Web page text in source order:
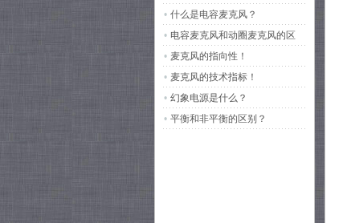
• 什么是电容麦克风？
• 电容麦克风和动圈麦克风的区
别？
• 麦克风的指向性！
• 麦克风的技术指标！
• 幻象电源是什么？
• 平衡和非平衡的区别？